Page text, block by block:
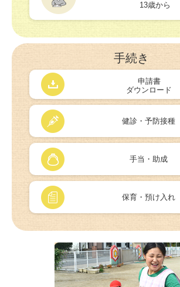
13歳から
手続き
申請書
ダウンロード
健診・予防接種
手当・助成
保育・預け入れ